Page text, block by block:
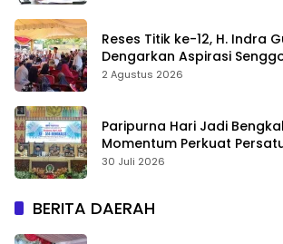
Reses Titik ke-12, H. Indra
Dengarkan Aspirasi
2 Agustus 2026
Paripurna Hari Jadi
Momentum Perkuat
Negeri
30 Juli 2026
BERITA DAERAH